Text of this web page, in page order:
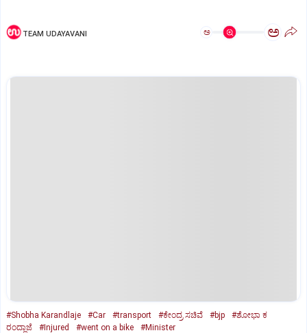
TEAM UDAYAVANI ಅ ಅ
#Shobha Karandlaje #Car #transport #ಕೇಂದ್ರ ಸಚಿವೆ #bjp
#ಶೋಭಾ ಕ
ರಂದ್ಲಾಜೆ
#Injured #went on a bike #Minister